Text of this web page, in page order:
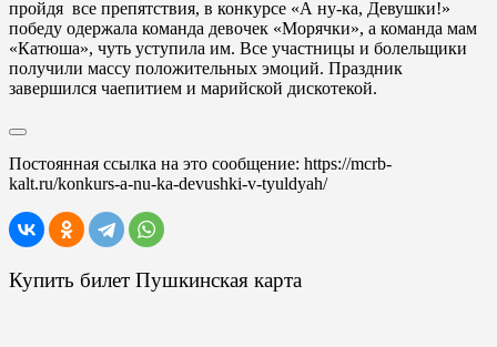
пройдя все препятствия, в конкурсе «А ну-ка, Девушки!»
победу одержала команда девочек «Морячки», а команда мам
«Катюша», чуть уступила им. Все участницы и болельщики
получили массу положительных эмоций. Праздник
завершился чаепитием и марийской дискотекой.
Постоянная ссылка на это сообщение: https://mcrb-
kalt.ru/konkurs-a-nu-ka-devushki-v-tyuldyah/
Купить билет Пушкинская карта